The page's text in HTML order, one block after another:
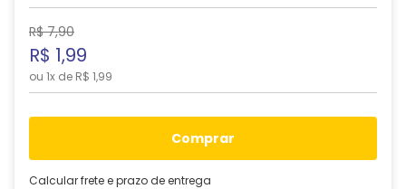
R$ 7,90
R$ 1,99
ou 1x de R$ 1,99
comprar
Calcular frete e prazo de entrega